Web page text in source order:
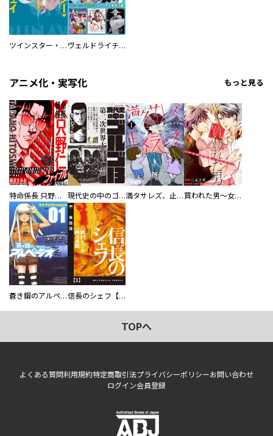
ツインスター・サイクロン・ランナウェイ ヴェルドライチオシ聖典パック 『転スラ』ミニ画集付き シリウス人気作３選
アニメ化・実写化 もっと見る
特命係長 只野仁ファイナル 愛蔵版 現代史の中のゴルゴ13 満タサレズ、止メラレズ 買われた男～女性限定快感セラピスト～【描き下ろしおまけ付き特装版】
蒼き鋼のアルペジオ 信長のシェフ【単話版】
TOPへ
よくある質問利用規約特定商取引法プライバシーポリシーお問い合わせ
ログイン会員登録